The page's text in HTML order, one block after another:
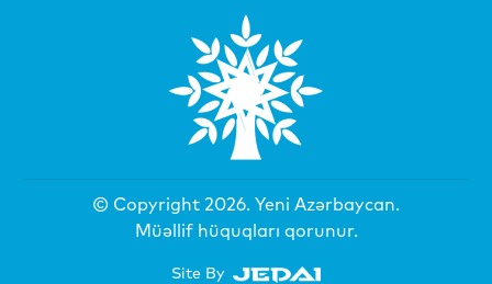
© Copyright 2026. Yeni Azərbaycan.
Müəllif hüquqları qorunur.
Site By